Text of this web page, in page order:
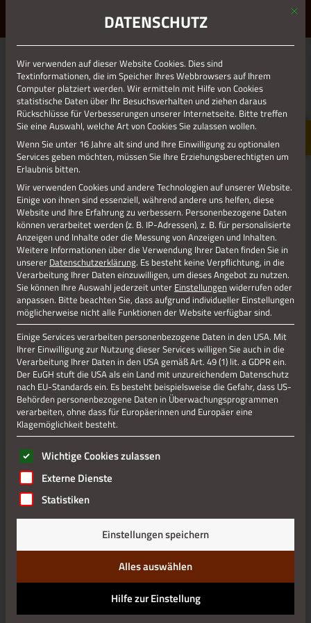
ERLEBE STOLBERG.ERLEBE DICH.
01.01.1970
GLÜHWEINBUMMEL
Jetzt teilen
Jetzt teilen
Datenschutz
Impressum
Mit
DATENSCHUTZ
Wir verwenden auf dieser Website Cookies. Dies sind
Textinformationen, die im Speicher Ihres Webbrowsers auf Ihrem
Computer platziert werden. Wir ermitteln mit Hilfe von Cookies
statistische Daten über Ihr Besuchsverhalten und ziehen daraus
Rückschlüsse für Verbesserungen unserer Internetseite. Bitte treffen
Sie eine Auswahl, welche Art von Cookies Sie zulassen wollen.
Wenn Sie unter 16 Jahre alt sind und Ihre Einwilligung zu optionalen
Services geben möchten, müssen Sie Ihre Erziehungsberechtigten um
Erlaubnis bitten.
Wir verwenden Cookies und andere Technologien auf unserer Website.
Einige von ihnen sind essenziell, während andere uns helfen, diese
Website und Ihre Erfahrung zu verbessern. Personenbezogene Daten
können verarbeitet werden (z. B. IP-Adressen), z. B. für personalisierte
Anzeigen und Inhalte oder die Messung von Anzeigen und Inhalten.
Weitere Informationen über die Verwendung Ihrer Daten finden Sie in
unserer Datenschutzerklärung. Es besteht keine Verpflichtung, in die
Verarbeitung Ihrer Daten einzuwilligen, um dieses Angebot zu nutzen.
Sie können Ihre Auswahl jederzeit unter Einstellungen widerrufen oder
anpassen. Bitte beachten Sie, dass aufgrund individueller Einstellungen
möglicherweise nicht alle Funktionen der Website verfügbar sind.
Einige Services verarbeiten personenbezogene Daten in den USA. Mit
Ihrer Einwilligung zur Nutzung dieser Services willigen Sie auch in die
Verarbeitung Ihrer Daten in den USA gemäß Art. 49 (1) lit. a GDPR ein.
Der EuGH stuft die USA als ein Land mit unzureichendem Datenschutz
nach EU-Standards ein. Es besteht beispielsweise die Gefahr, dass US-
Behörden personenbezogene Daten in Überwachungsprogrammen
verarbeiten, ohne dass für Europäerinnen und Europäer eine
Klagemöglichkeit besteht.
Es folgt eine Liste der Service-Gruppen, für die eine
Wichtige Cookies zulassen
Externe Dienste
Statistiken
Einstellungen speichern
Alles auswählen
Hilfe zur Einstellung